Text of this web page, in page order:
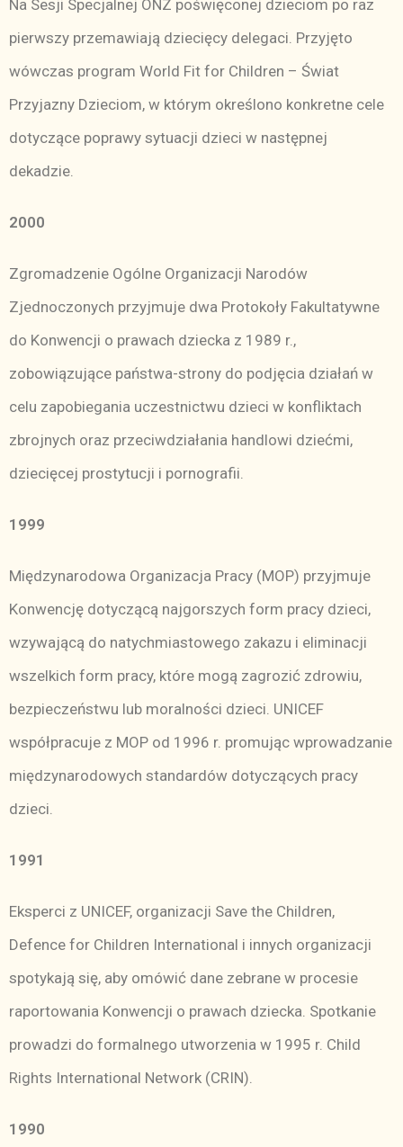
Na Sesji Specjalnej ONZ poświęconej dzieciom po raz
pierwszy przemawiają dziecięcy delegaci. Przyjęto
wówczas program World Fit for Children – Świat
Przyjazny Dzieciom, w którym określono konkretne cele
dotyczące poprawy sytuacji dzieci w następnej
dekadzie.
2000
Zgromadzenie Ogólne Organizacji Narodów
Zjednoczonych przyjmuje dwa Protokoły Fakultatywne
do Konwencji o prawach dziecka z 1989 r.,
zobowiązujące państwa-strony do podjęcia działań w
celu zapobiegania uczestnictwu dzieci w konfliktach
zbrojnych oraz przeciwdziałania handlowi dziećmi,
dziecięcej prostytucji i pornografii.
1999
Międzynarodowa Organizacja Pracy (MOP) przyjmuje
Konwencję dotyczącą najgorszych form pracy dzieci,
wzywającą do natychmiastowego zakazu i eliminacji
wszelkich form pracy, które mogą zagrozić zdrowiu,
bezpieczeństwu lub moralności dzieci. UNICEF
współpracuje z MOP od 1996 r. promując wprowadzanie
międzynarodowych standardów dotyczących pracy
dzieci.
1991
Eksperci z UNICEF, organizacji Save the Children,
Defence for Children International i innych organizacji
spotykają się, aby omówić dane zebrane w procesie
raportowania Konwencji o prawach dziecka. Spotkanie
prowadzi do formalnego utworzenia w 1995 r. Child
Rights International Network (CRIN).
1990